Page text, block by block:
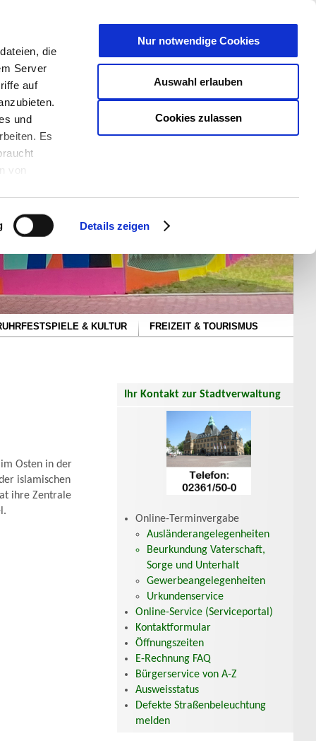
die
Server
auf
und
Es
von
kann Details zeigen
Cookies zulassen
Auswahl erlauben
Nur notwendige Cookies
SCHRIFTGRÖßE:
& KULTUR FREIZEIT & TOURISMUS
Osten in der
islamischen
ihre Zentrale
Ihr Kontakt zur Stadtverwaltung
Online-Terminvergabe
Ausländerangelegenheiten
Beurkundung Vaterschaft,
Sorge und Unterhalt
Gewerbeangelegenheiten
Urkundenservice
Online-Service (Serviceportal)
Kontaktformular
Öffnungszeiten
E-Rechnung FAQ
Bürgerservice von A-Z
Ausweisstatus
Defekte Straßenbeleuchtung
melden